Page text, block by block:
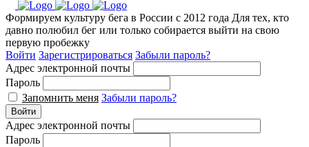
Формируем культуру бега в России с 2012 года Для тех, кто
давно полюбил бег или только собирается выйти на свою
первую пробежку
Войти Зарегистрироваться Забыли пароль?
Адрес электронной почты
Пароль
Запомнить меня Забыли пароль?
Войти
Адрес электронной почты
Пароль